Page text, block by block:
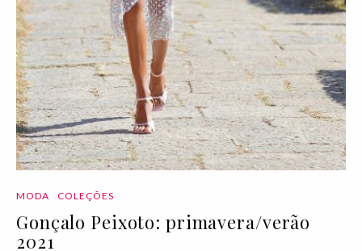
MODA COLEÇÕES
Gonçalo Peixoto: primavera/verão
2021